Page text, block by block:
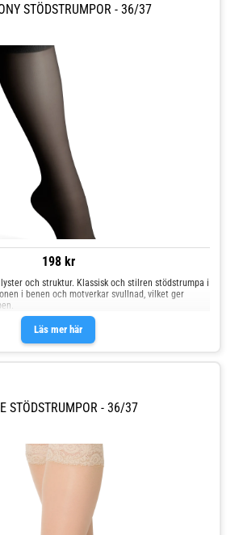
STÖDSTRUMPOR - 36/37
198 kr
Läs mer här
lyster och struktur. Klassisk och stilren stödstrumpa i
i benen och motverkar svullnad, vilket ger
STÖDSTRUMPOR - 36/37